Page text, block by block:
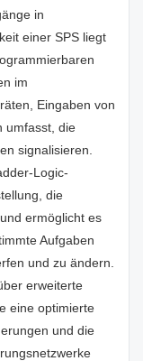
in
einer SPS liegt
im
Eingaben von
umfasst, die
signalisieren.
Logic-
die
ermöglicht es
Aufgaben
und zu ändern.
erweiterte
eine optimierte
und die